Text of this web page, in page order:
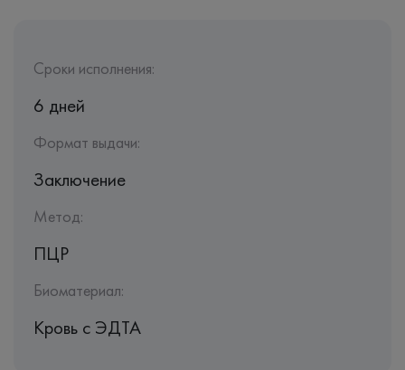
Сроки исполнения:
6 дней
Формат выдачи:
Заключение
Метод:
ПЦР
Биоматериал:
Кровь c ЭДТА